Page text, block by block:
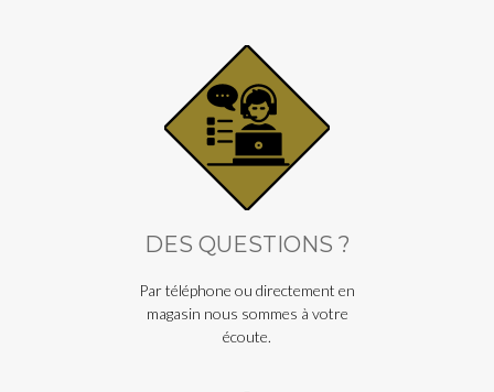
DES QUESTIONS ?
Par téléphone ou directement en
magasin nous sommes à votre
écoute.